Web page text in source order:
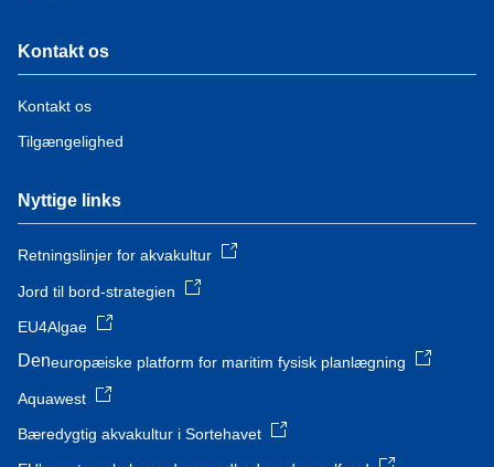
Kontakt os
Kontakt os
Tilgængelighed
Nyttige links
Retningslinjer for akvakultur
Jord til bord-strategien
EU4Algae
Deneuropæiske platform for maritim fysisk planlægning
Aquawest
Bæredygtig akvakultur i Sortehavet